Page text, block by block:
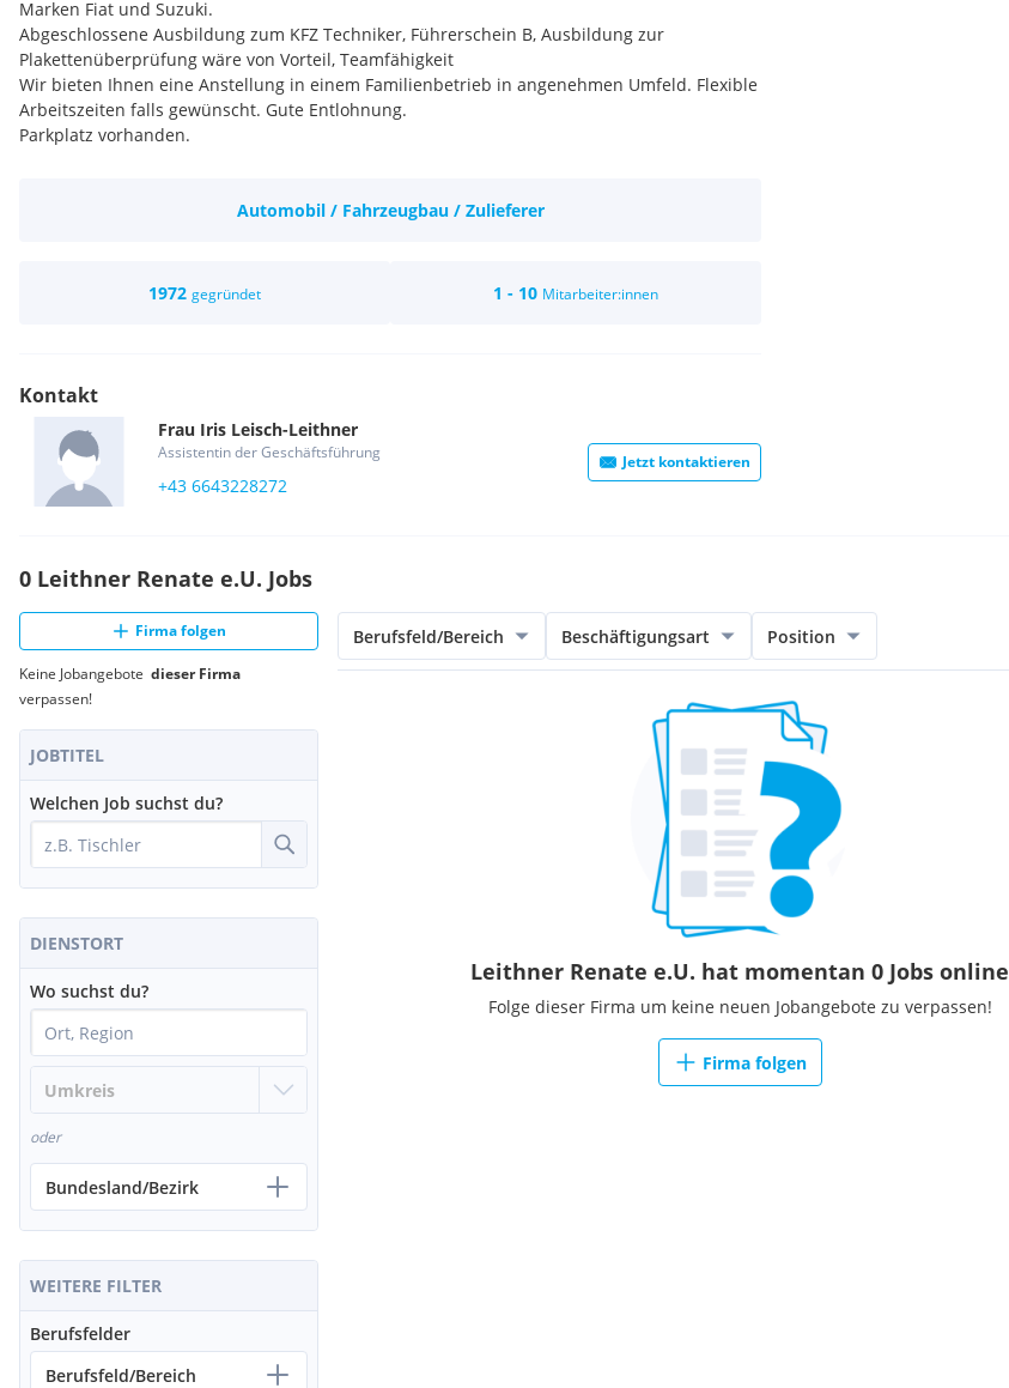
Marken Fiat und Suzuki.
Abgeschlossene Ausbildung zum KFZ Techniker, Führerschein B, Ausbildung zur
Plakettenüberprüfung wäre von Vorteil, Teamfähigkeit
Wir bieten Ihnen eine Anstellung in einem Familienbetrieb in angenehmen Umfeld. Flexible
Arbeitszeiten falls gewünscht. Gute Entlohnung.
Parkplatz vorhanden.
Automobil / Fahrzeugbau / Zulieferer
1972 gegründet 1 - 10 Mitarbeiter:innen
Kontakt
Frau Iris Leisch-Leithner
Assistentin der Geschäftsführung
+43 6643228272
Jetzt kontaktieren
0 Leithner Renate e.U. Jobs
Firma folgen
Keine Jobangebote dieser Firma
verpassen!
JOBTITEL
Welchen Job suchst du?
DIENSTORT
Wo suchst du?
oder
Bundesland/Bezirk
WEITERE FILTER
Berufsfelder
Berufsfeld/Bereich
Berufsfeld/Bereich Beschäftigungsart Position
Leithner Renate e.U. hat momentan 0 Jobs online
Folge dieser Firma um keine neuen Jobangebote zu verpassen!
Firma folgen